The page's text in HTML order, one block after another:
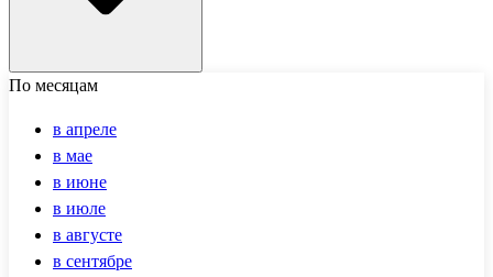
По месяцам
в апреле
в мае
в июне
в июле
в августе
в сентябре